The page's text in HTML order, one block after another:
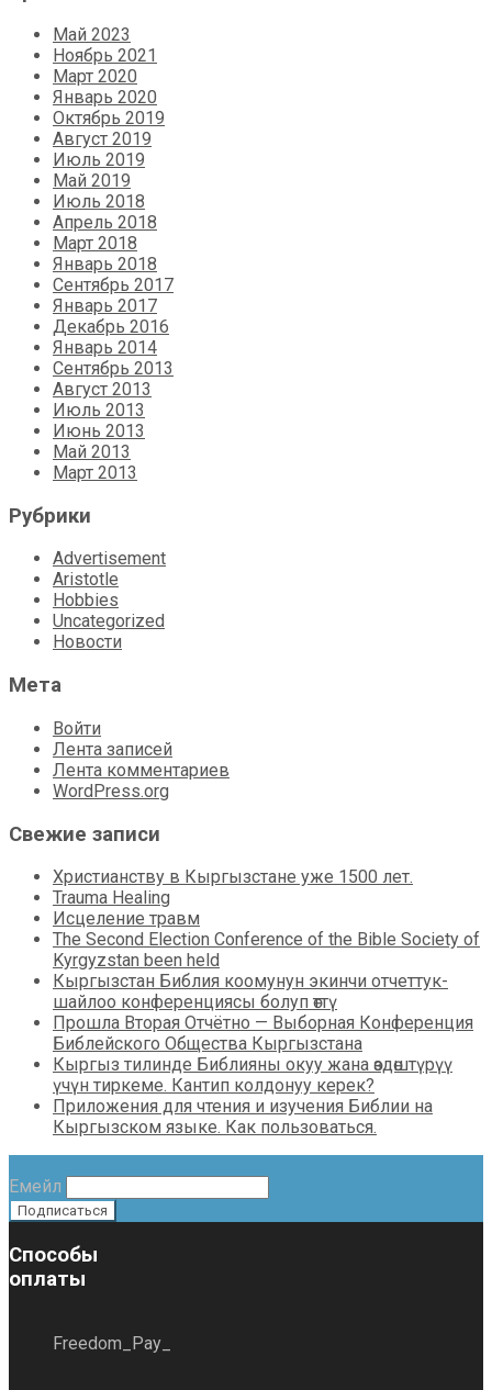
Май 2023
Ноябрь 2021
Март 2020
Январь 2020
Октябрь 2019
Август 2019
Июль 2019
Май 2019
Июль 2018
Апрель 2018
Март 2018
Январь 2018
Сентябрь 2017
Январь 2017
Декабрь 2016
Январь 2014
Сентябрь 2013
Август 2013
Июль 2013
Июнь 2013
Май 2013
Март 2013
Рубрики
Advertisement
Aristotle
Hobbies
Uncategorized
Новости
Мета
Войти
Лента записей
Лента комментариев
WordPress.org
Свежие записи
Христианству в Кыргызстане уже 1500 лет.
Trauma Healing
Исцеление травм
The Second Election Conference of the Bible Society of
Kyrgyzstan been held
Кыргызстан Библия коомунун экинчи отчеттук-
шайлоо конференциясы болуп өттү
Прошла Вторая Отчётно — Выборная Конференция
Библейского Общества Кыргызстана
Кыргыз тилинде Библияны окуу жана өздөштүрүү
үчүн тиркеме. Кантип колдонуу керек?
Приложения для чтения и изучения Библии на
Кыргызском языке. Как пользоваться.
Емейл
Способы
оплаты
Freedom_Pay_